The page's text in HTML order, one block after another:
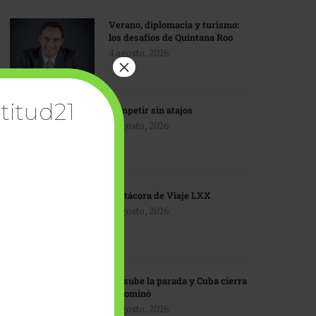
Verano, diplomacia y turismo:
los desafíos de Quintana Roo
4 agosto, 2026
Competir sin atajos
4 agosto, 2026
Bitácora de Viaje LXX
3 agosto, 2026
EU sube la parada y Cuba cierra
el dominó
3 agosto, 2026
×